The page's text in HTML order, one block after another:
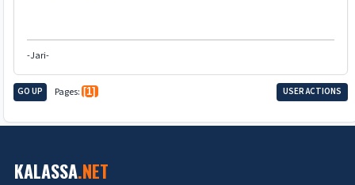
-Jari-
GO UP Pages 1 USER ACTIONS
KALASSA.NET